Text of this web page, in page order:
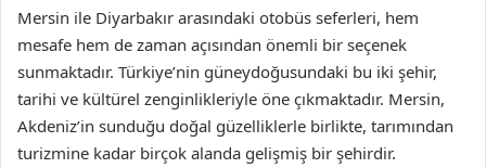
Mersin ile Diyarbakır arasındaki otobüs seferleri, hem
mesafe hem de zaman açısından önemli bir seçenek
sunmaktadır. Türkiye’nin güneydoğusundaki bu iki şehir,
tarihi ve kültürel zenginlikleriyle öne çıkmaktadır. Mersin,
Akdeniz’in sunduğu doğal güzelliklerle birlikte, tarımından
turizmine kadar birçok alanda gelişmiş bir şehirdir.